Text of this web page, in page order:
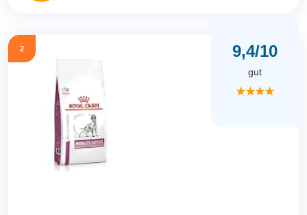
2 9,4/10
gut
★★★★